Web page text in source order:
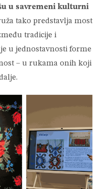
u savremeni kulturni
tako predstavlja most
tradicije i
u jednostavnosti forme
– u rukama onih koji